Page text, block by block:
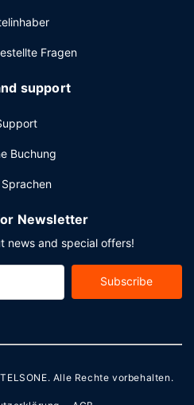
Fragen
support
Buchung
Sprachen
Newsletter
news and special offers!
Subscribe
. Alle Rechte vorbehalten.